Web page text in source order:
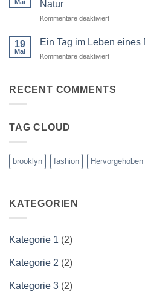
mit
Mali
Mai
Natur
Kommentare deaktiviertfür
Perfekte
der
19
Mai
Ein Tag im Leben eines
Kommentare deaktiviertfür
im
RECENT COMMENTS
TAG CLOUD
brooklyn fashion Hervorgehoben
KATEGORIEN
Kategorie 1 (2)
Kategorie 2 (2)
Kategorie 3 (2)